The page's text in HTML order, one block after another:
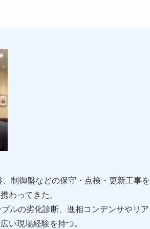
制御盤などの保守・点検・更新工事を
わってきた。
ルの劣化診断、進相コンデンサやリア
い現場経験を持つ。